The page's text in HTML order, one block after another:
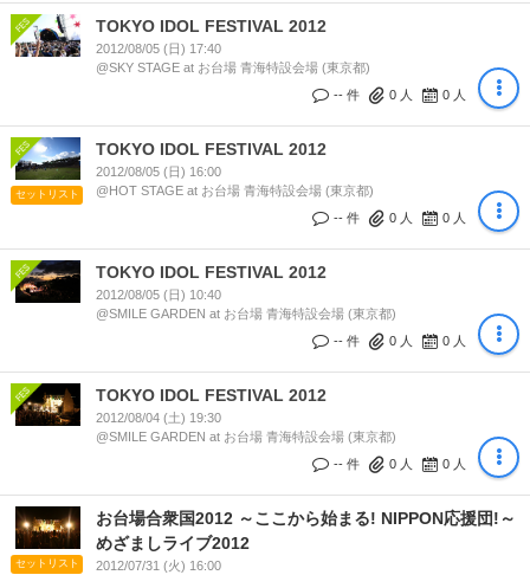
TOKYO IDOL FESTIVAL 2012
2012/08/05 (日) 17:40
@SKY STAGE at お台場 青海特設会場 (東京都)
-- 件
0 人 0 人
セットリスト
TOKYO IDOL FESTIVAL 2012
2012/08/05 (日) 16:00
@HOT STAGE at お台場 青海特設会場 (東京都)
-- 件
0 人 0 人
TOKYO IDOL FESTIVAL 2012
2012/08/05 (日) 10:40
@SMILE GARDEN at お台場 青海特設会場 (東京都)
-- 件
0 人 0 人
TOKYO IDOL FESTIVAL 2012
2012/08/04 (土) 19:30
@SMILE GARDEN at お台場 青海特設会場 (東京都)
-- 件
0 人 0 人
セットリスト
お台場合衆国2012 ～ここから始まる! NIPPON応援団!～
めざましライブ2012
2012/07/31 (火) 16:00